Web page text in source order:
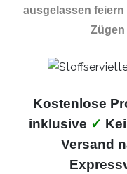
ausgelassen
Kostenlose
inklusive ✓
Versand